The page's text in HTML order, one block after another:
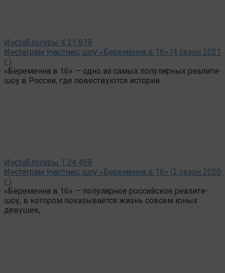
Инстаблогеры 4 21 819
Инстаграм участниц шоу «Беременна в 16» (4 сезон 2021
г.)
«Беременна в 16» — одно из самых популярных реалити-
шоу в России, где повествуются истории
Инстаблогеры 1 24 459
Инстаграм участниц шоу «Беременна в 16» (2 сезон 2020
г.)
«Беременна в 16» — популярное российское реалити-
шоу, в котором показывается жизнь совсем юных
девушек,